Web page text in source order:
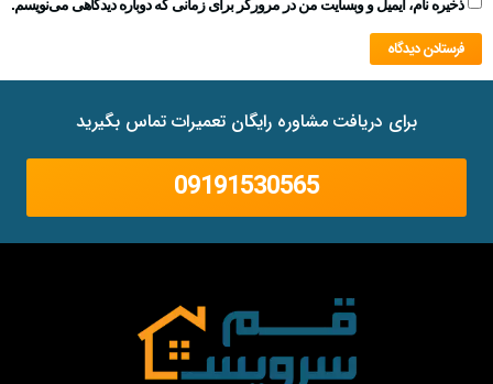
ذخیره نام، ایمیل و وبسایت من در مرورگر برای زمانی که دوباره دیدگاهی می‌نویسم.
برای دریافت مشاوره رایگان تعمیرات تماس بگیرید
09191530565